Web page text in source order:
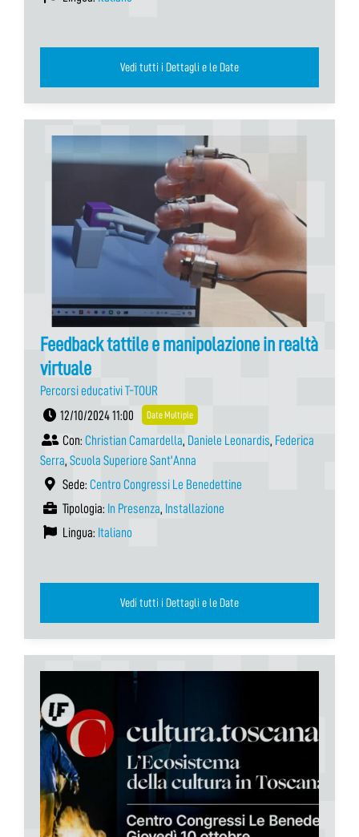
Vedi tutti i Dettagli e le Date
Feedback tattile e manipolazione in realtà
virtuale
Percorsi educativi T-TOUR
12/10/2024 11:00
Date Multiple
Con: Christian Camardella, Daniele Leonardis, Federica
Serra, Scuola Superiore Sant'Anna
Sede: Centro Congressi Le Benedettine
Tipologia: In Presenza, Installazione
Lingua: Italiano
Vedi tutti i Dettagli e le Date